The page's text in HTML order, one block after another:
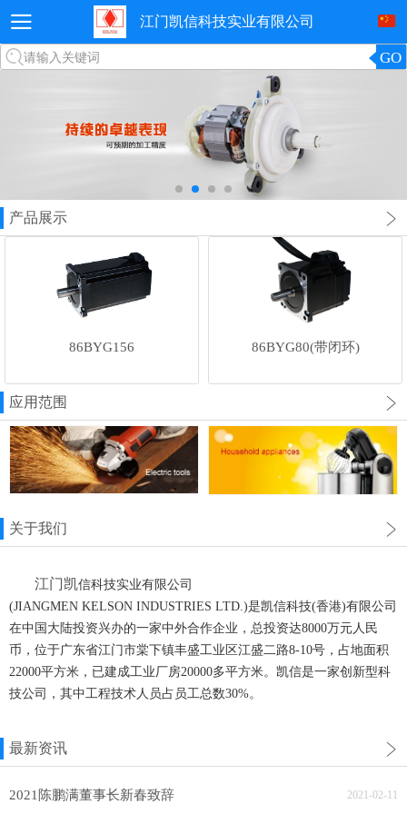
江门凯信科技实业有限公司
GO
请输入关键词
产品展示
86BYG156 86BYG80(带闭环)
应用范围
关于我们
江门凯信科技实业有限公司
(JIANGMEN KELSON INDUSTRIES LTD.)是凯信科技(香港)有限公司
在中国大陆投资兴办的一家中外合作企业，总投资达8000万元人民
币，位于广东省江门市棠下镇丰盛工业区江盛二路8-10号，占地面积
22000平方米，已建成工业厂房20000多平方米。凯信是一家创新型科
技公司，其中工程技术人员占员工总数30%。
最新资讯
2021陈鹏满董事长新春致辞 2021-02-11